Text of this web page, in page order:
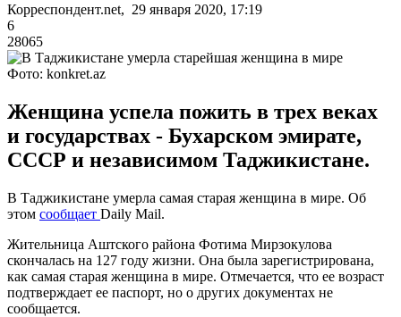
Корреспондент.net, 29 января 2020, 17:19
6
28065
Фото: konkret.az
Женщина успела пожить в трех веках
и государствах - Бухарском эмирате,
СССР и независимом Таджикистане.
В Таджикистане умерла самая старая женщина в мире. Об
этом сообщает Daily Mail.
Жительница Аштского района Фотима Мирзокулова
скончалась на 127 году жизни. Она была зарегистрирована,
как самая старая женщина в мире. Отмечается, что ее возраст
подтверждает ее паспорт, но о других документах не
сообщается.